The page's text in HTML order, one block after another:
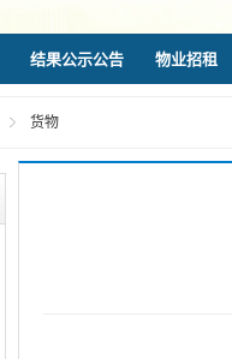
结果公示公告 物业招租
货物